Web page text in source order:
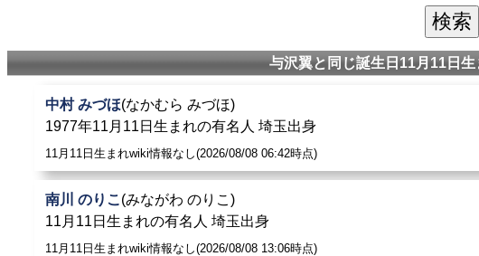
与沢翼と同じ誕生日11月11日
中村 みづほ(なかむら みづほ)
1977年11月11日生まれの有名人 埼玉出身
11月11日生まれwiki情報なし(2026/08/08 06:42時点)
南川 のりこ (みながわ のりこ)
11月11日生まれの有名人 埼玉出身
11月11日生まれwiki情報なし(2026/08/08 13:06時点)